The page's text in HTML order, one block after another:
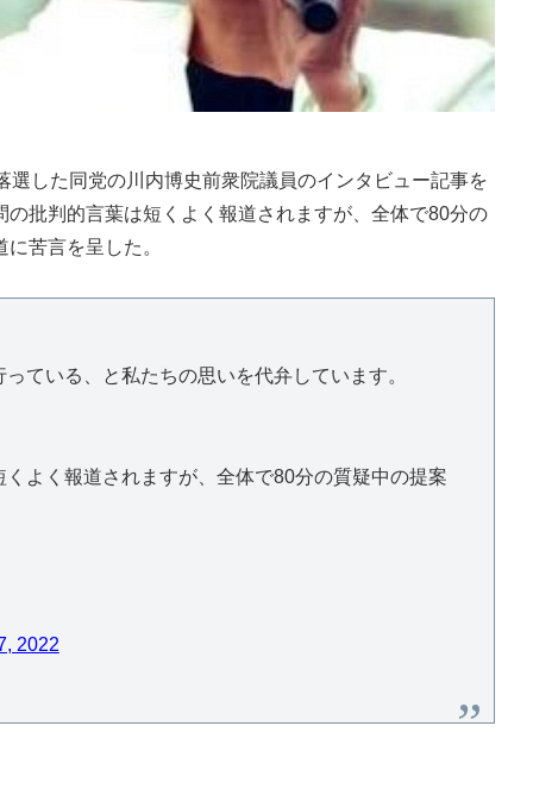
した同党の川内博史前衆院議員のインタビュー記事を
批判的言葉は短くよく報道されますが、全体で80分の
苦言を呈した。
ている、と私たちの思いを代弁しています。
よく報道されますが、全体で80分の質疑中の提案
2022